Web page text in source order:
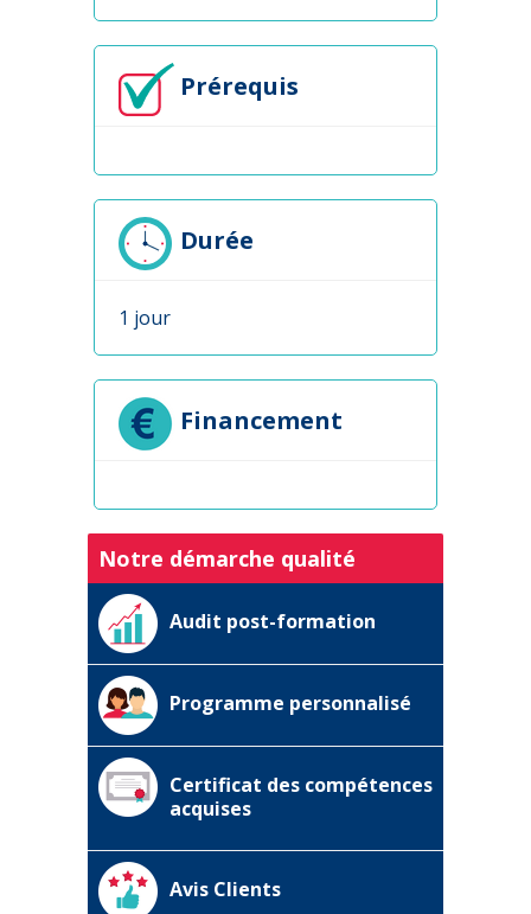
Prérequis
Durée
1 jour
Financement
Notre démarche qualité
Audit post-formation
Programme personnalisé
Certificat des compétences
acquises
Avis Clients